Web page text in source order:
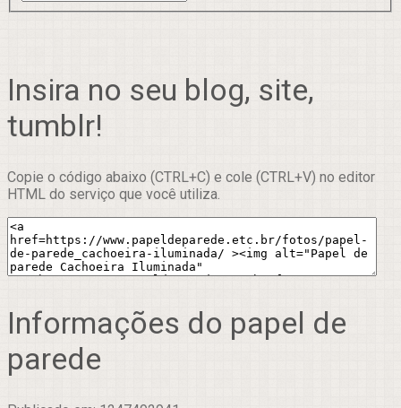
Insira no seu blog, site,
tumblr!
Copie o código abaixo (CTRL+C) e cole (CTRL+V) no editor
HTML do serviço que você utiliza.
Informações do papel de
parede